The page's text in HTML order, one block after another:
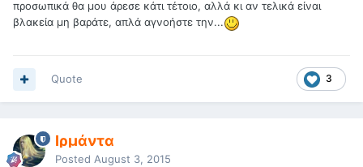
προσωπικά θα μου άρεσε κάτι τέτοιο, αλλά κι αν τελικά είναι
βλακεία μη βαράτε, απλά αγνοήστε την...
3
Quote
Ιρμάντα
Posted August 3, 2015